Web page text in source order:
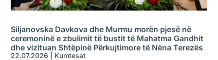
Siljanovska Davkova dhe Murmu morën pjesë në
ceremoninë e zbulimit të bustit të Mahatma Gandhit
dhe vizituan Shtëpinë Përkujtimore të Nëna Terezës
22.07.2026 Kumtesat